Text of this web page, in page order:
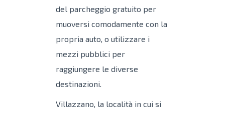
del parcheggio gratuito per
muoversi comodamente con la
propria auto, o utilizzare i
mezzi pubblici per
raggiungere le diverse
destinazioni.
Villazzano, la località in cui si